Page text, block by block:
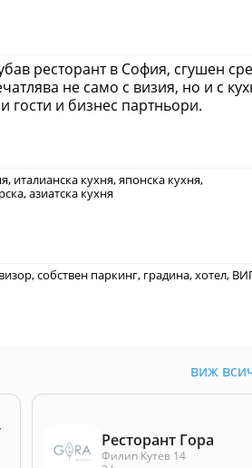
ресторант в София, сгушен
не само с визия, но и с
гости и бизнес партньори.
италианска кухня, японска кухня,
азиатска кухня
собствен паркинг, градина, хотел,
виж
Ресторант Гора
Филип Кутев 14